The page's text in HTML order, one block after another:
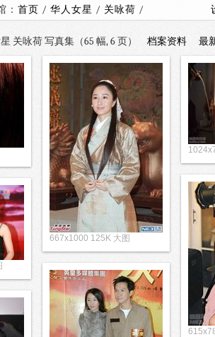
： 首页 / 华人女星 / 关咏荷 /
关咏荷 写真集（65 幅, 6 页） 档案资料 最
667x1000 125K 大图